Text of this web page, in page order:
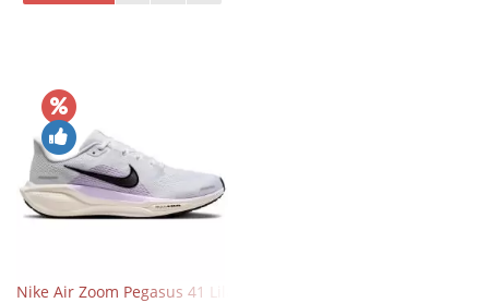
Nike Air Zoom Pegasus 41 Lilac Bloom